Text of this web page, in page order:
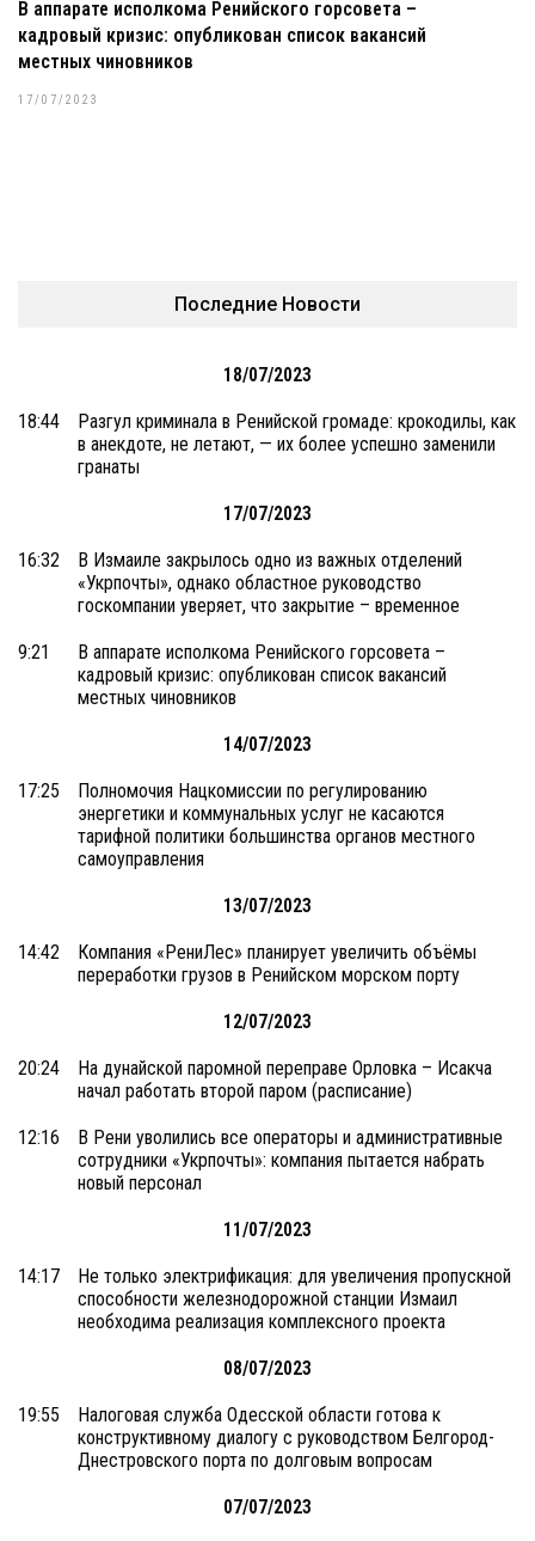
В аппарате исполкома Ренийского горсовета –
кадровый кризис: опубликован список вакансий
местных чиновников
17/07/2023
Последние Новости
18/07/2023
18:44
Разгул криминала в Ренийской громаде: крокодилы, как
в анекдоте, не летают, — их более успешно заменили
гранаты
17/07/2023
16:32
В Измаиле закрылось одно из важных отделений
«Укрпочты», однако областное руководство
госкомпании уверяет, что закрытие – временное
9:21
В аппарате исполкома Ренийского горсовета –
кадровый кризис: опубликован список вакансий
местных чиновников
14/07/2023
17:25
Полномочия Нацкомиссии по регулированию
энергетики и коммунальных услуг не касаются
тарифной политики большинства органов местного
самоуправления
13/07/2023
14:42
Компания «РениЛес» планирует увеличить объёмы
переработки грузов в Ренийском морском порту
12/07/2023
20:24
На дунайской паромной переправе Орловка – Исакча
начал работать второй паром (расписание)
12:16
В Рени уволились все операторы и административные
сотрудники «Укрпочты»: компания пытается набрать
новый персонал
11/07/2023
14:17
Не только электрификация: для увеличения пропускной
способности железнодорожной станции Измаил
необходима реализация комплексного проекта
08/07/2023
19:55
Налоговая служба Одесской области готова к
конструктивному диалогу с руководством Белгород-
Днестровского порта по долговым вопросам
07/07/2023